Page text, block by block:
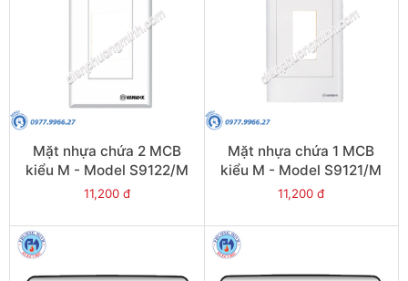
Mặt nhựa chứa 2 MCB
kiểu M - Model S9122/M
11,200 đ
Mặt nhựa chứa 1 MCB
kiểu M - Model S9121/M
11,200 đ